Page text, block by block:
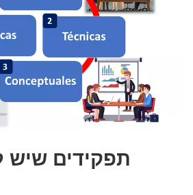
תפקידים שיש